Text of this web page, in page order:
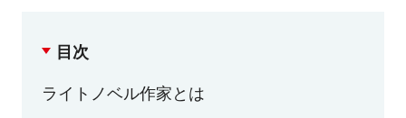
目次
ライトノベル作家とは